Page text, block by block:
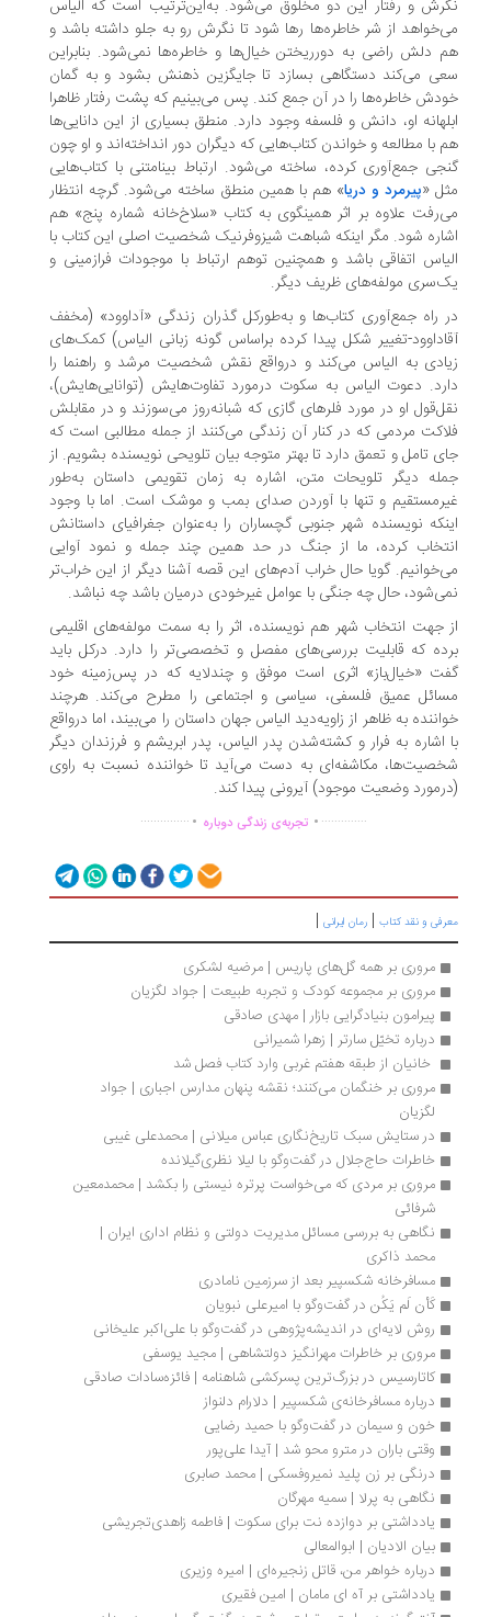
و رفتار این دو مخلوق می‌شود. به‌این‌ترتیب است که الیاس
از شر خاطره‌ها رها شود تا نگرش رو به جلو داشته باشد و
دلش راضی به دورریختن خیال‌ها و خاطره‌ها نمی‌شود. بنابراین
می‌کند دستگاهی بسازد تا جایگزین ذهنش بشود و به گمان
خاطره‌ها را در آن جمع کند. پس می‌بینیم که پشت رفتار ظاهرا
او، دانش و فلسفه وجود دارد. منطق بسیاری از این دانایی‌ها
با مطالعه و خواندن کتاب‌هایی که دیگران دور انداخته‌اند و او چون
جمع‌آوری کرده، ساخته می‌شود. ارتباط بینامتنی با کتاب‌هایی
پیرمرد و دریا » هم با همین منطق ساخته می‌شود. گرچه انتظار
علاوه ‌بر اثر همینگوی به کتاب «سلاخ‌خانه‌ شماره‌ پنج» هم
شود. مگر اینکه شباهت شیزوفرنیک شخصیت‌ اصلی این کتاب با
اتفاقی باشد و همچنین توهم ارتباط با موجودات فرازمینی و
مولفه‌های ظریف دیگر.
راه جمع‌آوری کتاب‌ها و به‌طورکل گذران زندگی «آداوود» (مخفف
تغییر شکل پیدا کرده براساس گونه‌ زبانی الیاس) کمک‌های
به الیاس می‌کند و درواقع نقش شخصیت مرشد و راهنما را
دعوت الیاس به سکوت درمورد تفاوت‌هایش (توانایی‌هایش)،
او در مورد فلر‌های گازی که شبانه‌روز می‌سوزند و در مقابلش
مردمی که در کنار آن زندگی می‌کنند از جمله مطالبی ا‌ست که
تامل و تعمق دارد تا بهتر متوجه بیان تلویحی نویسنده بشویم. از
دیگر تلویحات متن، اشاره به زمان تقویمی داستان به‌طور
و تنها با آوردن صدای بمب و موشک است. اما با وجود
نویسنده شهر جنوبی گچساران را به‌عنوان جغرافیای داستانش
کرده، ما از جنگ در حد همین چند جمله و نمود آوایی
گویا حال خراب آدم‌های این قصه‌ آشنا دیگر از این خراب‌تر
حال چه جنگی با عوامل غیرخودی درمیان باشد چه نباشد.
جهت انتخاب شهر هم نویسنده، اثر را به سمت مولفه‌های اقلیمی
که قابلیت بررسی‌های مفصل و تخصصی‌تر را دارد. درکل باید
«خیال‌باز» اثری ا‌ست موفق و چندلایه که در پس‌زمینه‌ خود
عمیق فلسفی، سیاسی و اجتماعی را مطرح می‌کند. هرچند
به ظاهر از زاویه‌دید الیاس جهان داستان را می‌بیند، اما درواقع
اشاره به فرار و کشته‌شدن پدر الیاس، پدر ابریشم و فرزندان دیگر
مکاشفه‌ای به دست می‌آید تا خواننده نسبت به راوی
وضعیت موجود) آیرونی پیدا کند.
................تجربه‌ی زندگی دوباره ...............
و نقد کتاب|رمان ایرانی|
مروری بر همه گل‌های پاریس | مرضیه لشکری
مروری بر مجموعه کودک و تجربه طبیعت | جواد لگزیان
پیرامون بنیادگرایی بازار | مهدی صادقی
درباره تخیّل سارتر | زهرا شمیرانی
خانیان از طبقه‌ هفتم غربی وارد کتاب فصل شد
در ستایش سبک تاریخ‌نگاری عباس میلانی | محمدعلی غیبی
خاطرات حاج‌جلال در گفت‌وگو با لیلا نظری‌گیلانده
مروری بر مردی که می‌خواست پرتره نیستی را بکشد | محمدمعین
محمد ذاکری
مسافرخانه شکسپیر بعد از سرزمین نامادری
کَأن لَم یَکُن در گفت‌وگو با امیرعلی نبویان
روش لایه‌ای در اندیشه‌پژوهی در گفت‌وگو با علی‌اکبر علیخانی
مروری بر خاطرات مهرانگیز دولتشاهی | مجید یوسفی
کاتارسیس در بزرگ‌ترین پسرکشی شاهنامه | فائزه‌سادات صادقی
درباره مسافرخانه‌ی شکسپیر | دلارام دلنواز
خون و سیمان در گفت‌وگو با حمید رضایی
وقتی باران در مترو محو شد | آیدا علی‌پور
درنگی بر زن پلید نمیروفسکی | محمد صابری
نگاهی به پرلا | سمیه مهرگان
یادداشتی بر دوازده نت برای سکوت | فاطمه زاهدی‌تجریشی
بیان الادیان | ابوالمعالی
درباره خواهر من، قاتل زنجیره‌ای | امیره وزیری
یادداشتی بر آه ‌ای مامان | امین فقیری